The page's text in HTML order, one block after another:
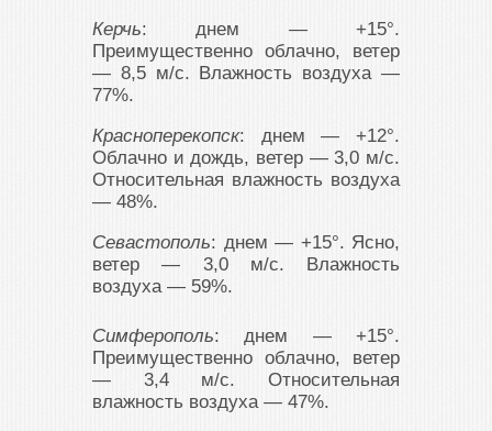
Керчь: днем — +15°.
Преимущественно облачно, ветер
— 8,5 м/с. Влажность воздуха —
77%.
Красноперекопск: днем — +12°.
Облачно и дождь, ветер — 3,0 м/с.
Относительная влажность воздуха
— 48%.
Севастополь: днем — +15°. Ясно,
ветер — 3,0 м/с. Влажность
воздуха — 59%.
Симферополь: днем — +15°.
Преимущественно облачно, ветер
— 3,4 м/с. Относительная
влажность воздуха — 47%.